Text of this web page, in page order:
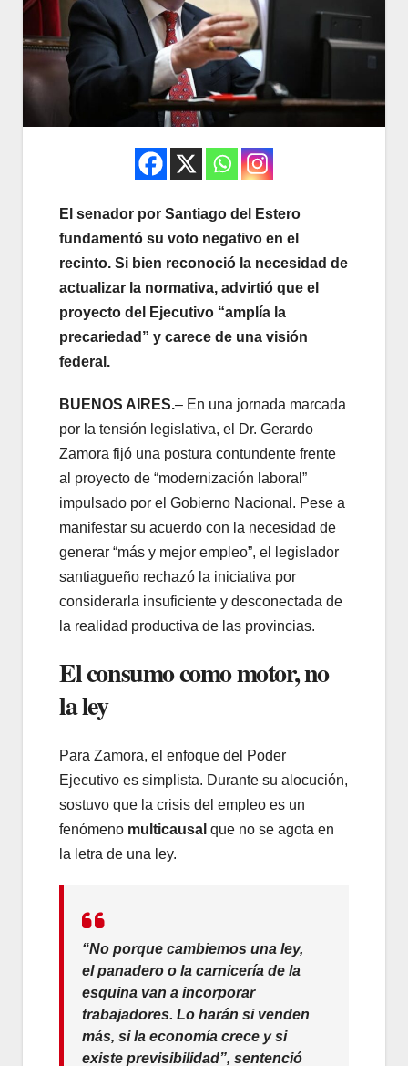
El senador por Santiago del Estero
fundamentó su voto negativo en el
recinto. Si bien reconoció la necesidad de
actualizar la normativa, advirtió que el
proyecto del Ejecutivo “amplía la
precariedad” y carece de una visión
federal.
BUENOS AIRES.– En una jornada marcada
por la tensión legislativa, el Dr. Gerardo
Zamora fijó una postura contundente frente
al proyecto de “modernización laboral”
impulsado por el Gobierno Nacional. Pese a
manifestar su acuerdo con la necesidad de
generar “más y mejor empleo”, el legislador
santiagueño rechazó la iniciativa por
considerarla insuficiente y desconectada de
la realidad productiva de las provincias.
El consumo como motor, no
la ley
Para Zamora, el enfoque del Poder
Ejecutivo es simplista. Durante su alocución,
sostuvo que la crisis del empleo es un
fenómeno multicausal que no se agota en
la letra de una ley.
“No porque cambiemos una ley,
el panadero o la carnicería de la
esquina van a incorporar
trabajadores. Lo harán si venden
más, si la economía crece y si
existe previsibilidad”, sentenció